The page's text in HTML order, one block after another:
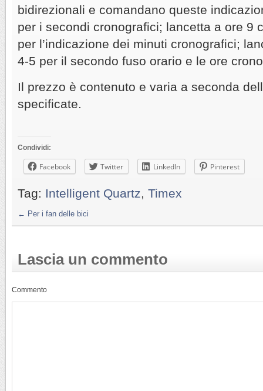
bidirezionali e comandano queste
per i secondi cronografici; lancetta a ore 9
per l’indicazione dei minuti cronografici;
4-5 per il secondo fuso orario e le ore
Il prezzo è contenuto e varia a seconda
specificate.
Condividi:
Facebook Twitter LinkedIn Pinterest
Tag: Intelligent Quartz Timex
← Per i fan delle bici
Lascia un commento
Commento